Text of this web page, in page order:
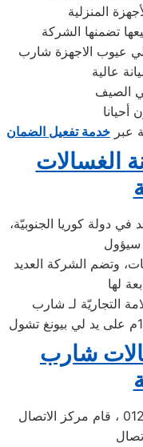
تضمنها الشركة
عيوب الاجهزة شارب
عبر خدمة تفعيل الضمان
الغسالات
دولة كوريا الجنوبيّة،
وتضم الشركة العديد
شارب
من خلال رقم الاتصال 01207619993 ، قام مركز الاتصال